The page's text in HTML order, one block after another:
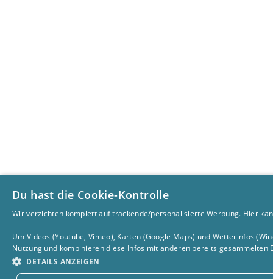
Du hast die Cookie-Kontrolle
Wir verzichten komplett auf trackende/personalisierte Werbung. Hier
Um Videos (Youtube, Vimeo), Karten (Google Maps) und Wetterinfos
Nutzung und kombinieren diese Infos mit anderen bereits gesammelten
DETAILS ANZEIGEN